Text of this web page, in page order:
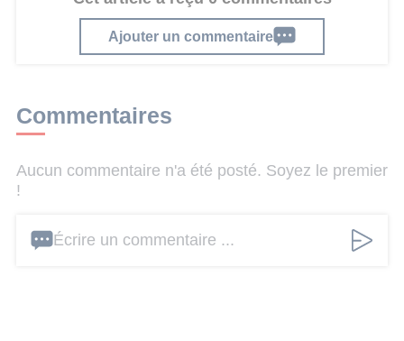
Ajouter un commentaire
Commentaires
Aucun commentaire n'a été posté. Soyez le premier
!
Écrire un commentaire ...